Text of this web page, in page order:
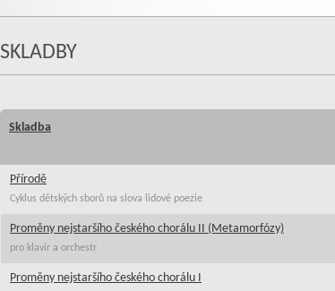
SKLADBY
Skladba
Přírodě
Cyklus dětských sborů na slova lidové poezie
Proměny nejstaršího českého chorálu II (Metamorfózy)
pro klavír a orchestr
Proměny nejstaršího českého chorálu I